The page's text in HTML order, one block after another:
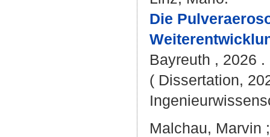
Die
Bayreuth , 2026
( Dissertation,
Malchau, Marvin